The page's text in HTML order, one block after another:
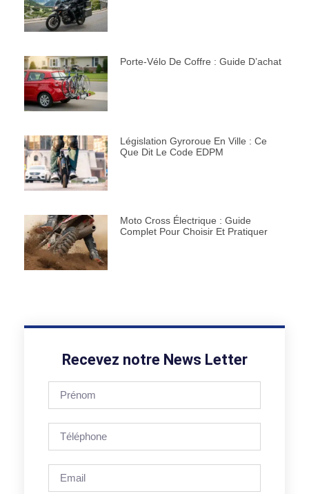
Porte-Vélo De Coffre : Guide D’achat
Législation Gyroroue En Ville : Ce
Que Dit Le Code EDPM
Moto Cross Électrique : Guide
Complet Pour Choisir Et Pratiquer
Recevez notre News Letter